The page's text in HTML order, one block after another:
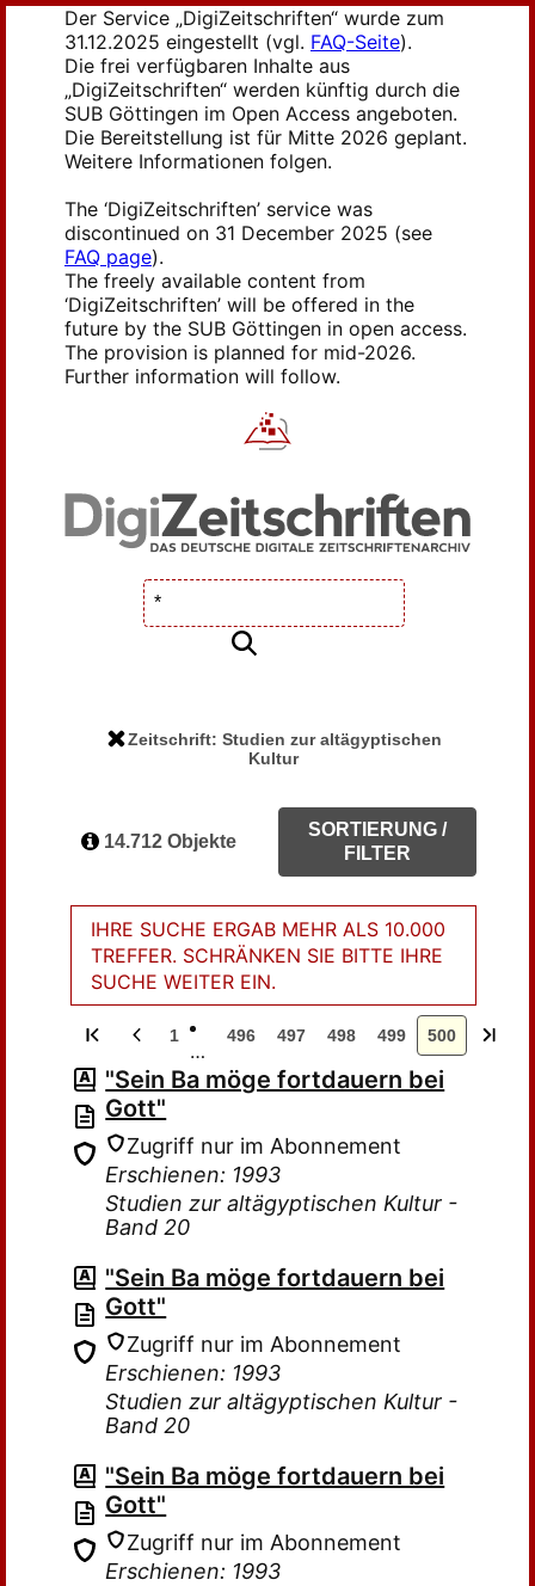
Der Service „DigiZeitschriften“ wurde zum
31.12.2025 eingestellt (vgl. FAQ-Seite).
Die frei verfügbaren Inhalte aus
„DigiZeitschriften“ werden künftig durch die
SUB Göttingen im Open Access angeboten.
Die Bereitstellung ist für Mitte 2026 geplant.
Weitere Informationen folgen.
The ‘DigiZeitschriften’ service was
discontinued on 31 December 2025 (see
FAQ page).
The freely available content from
‘DigiZeitschriften’ will be offered in the
future by the SUB Göttingen in open access.
The provision is planned for mid-2026.
Further information will follow.
Zeitschrift: Studien zur altägyptischen
Kultur
14.712 Objekte
SORTIERUNG /
FILTER
IHRE SUCHE ERGAB MEHR ALS 10.000
TREFFER. SCHRÄNKEN SIE BITTE IHRE
SUCHE WEITER EIN.
1
…
496 497 498 499 500
"Sein Ba möge fortdauern bei
Gott"
Zugriff nur im Abonnement
Erschienen: 1993
Studien zur altägyptischen Kultur -
Band 20
"Sein Ba möge fortdauern bei
Gott"
Zugriff nur im Abonnement
Erschienen: 1993
Studien zur altägyptischen Kultur -
Band 20
"Sein Ba möge fortdauern bei
Gott"
Zugriff nur im Abonnement
Erschienen: 1993